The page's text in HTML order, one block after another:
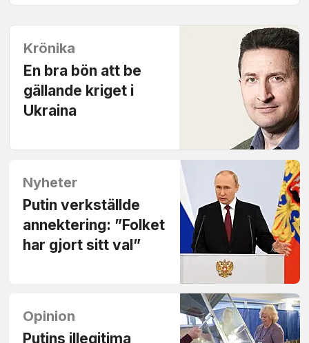
Krönika
En bra bön att be
gällande kriget i
Ukraina
Nyheter
Putin verkställde
annektering: ”Folket
har gjort sitt val”
Opinion
Putins illegitima